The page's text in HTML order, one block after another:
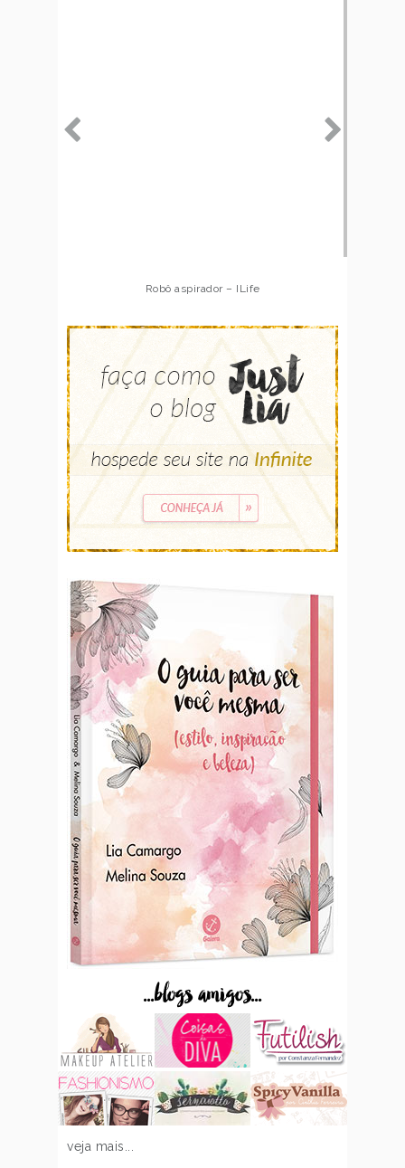
Robô aspirador – Multilaser
...blogs amigos...
veja mais...